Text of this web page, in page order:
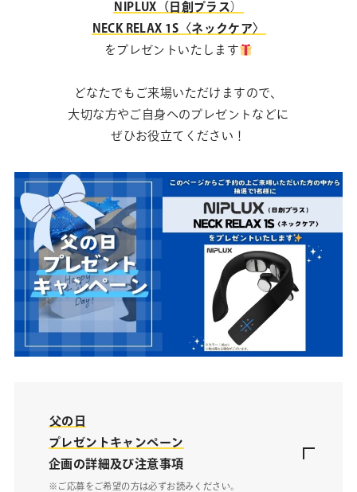
NIPLUX（日創プラス ）
NECK RELAX 1S〈ネックケア〉
をプレゼントいたします
どなたでもご来場いただけますので、
大切な方やご自身へのプレゼントなどに
ぜひお役立てください！
父の日
プレゼントキャンペーン
企画の詳細及び注意事項
※ご応募をご希望の方は必ずお読みください。